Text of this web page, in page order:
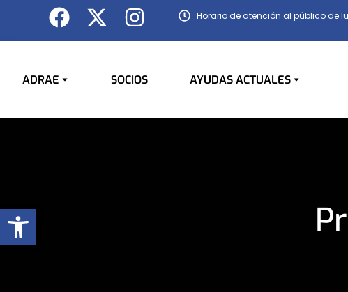
Horario de atención al público de
ADRAE SOCIOS AYUDAS ACTUALES
You are here:
Abrir barra de herramientas